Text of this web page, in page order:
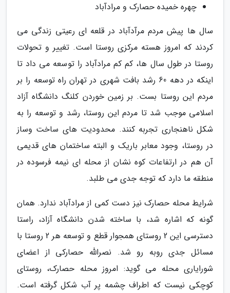
چهره خمیده حصارک و مرادآباد
سال ها پیش مردم مرآدآباد در قلعه ای رعیتی زندگی می
کردند که امروز هسته مرکزی روستا است. تغییر و تحولات
روستا در طول سال ها، کم کم مرادآباد را توسعه می داد تا
اینکه در دهه 60 رشد بافت شهری در تهران راه توسعه را بر
مردم این روستا بست. بر زمین خوردن کلنگ دانشگاه آزاد
اسلامی موجب شد تا مردم این روستا، رشد و توسعه را به
شکل ناهنجاری تجربه کنند. محدودیت های ساخت وساز
در روستا، وجود معابر باریک و البته ساختمان های قدیمی
آن هم در ارتفاعات کوه نشان از محله ای نیمه فرسوده در
منطقه ما دارد که توجه جدی می طلبد.
شرایط محله حصارک نیز دست کمی از مرادآباد ندارد. همان
گونه که اشاره شد، با ساخته شدن دانشگاه آزاد، راستا
دسترسی این 2 روستای همجوار قطع و توسعه هر 2 روستا با
مسائل جدی روبه رو شد. نصرالله حصارکی از اعضای
شورایاری محله می گوید: امروز محله حصارک، روستای
کوچکی نیست که اطراف چشمه پر آب شکل گرفته است.